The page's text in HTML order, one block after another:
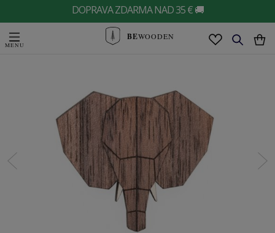
DOPRAVA ZDARMA NAD 35 € 🚚
BEWOODEN